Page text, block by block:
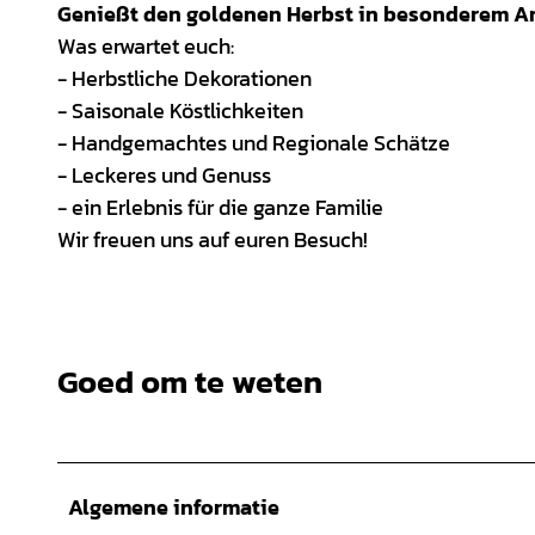
Genießt den goldenen Herbst in besonderem
Was erwartet euch:
- Herbstliche Dekorationen
- Saisonale Köstlichkeiten
- Handgemachtes und Regionale Schätze
- Leckeres und Genuss
- ein Erlebnis für die ganze Familie
Wir freuen uns auf euren Besuch!
Goed om te weten
Algemene informatie